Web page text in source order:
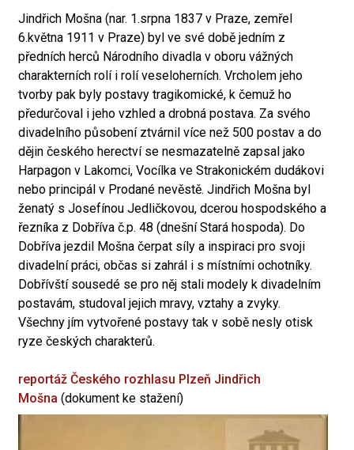
Jindřich Mošna (nar. 1.srpna 1837 v Praze, zemřel
6.května 1911 v Praze) byl ve své době jedním z
předních herců Národního divadla v oboru vážných
charakterních rolí i rolí veseloherních. Vrcholem jeho
tvorby pak byly postavy tragikomické, k čemuž ho
předurčoval i jeho vzhled a drobná postava. Za svého
divadelního působení ztvárnil více než 500 postav a do
dějin českého herectví se nesmazatelně zapsal jako
Harpagon v Lakomci, Vocílka ve Strakonickém dudákovi
nebo principál v Prodané nevěstě. Jindřich Mošna byl
ženatý s Josefínou Jedličkovou, dcerou hospodského a
řezníka z Dobříva č.p. 48 (dnešní Stará hospoda). Do
Dobříva jezdil Mošna čerpat síly a inspiraci pro svoji
divadelní práci, občas si zahrál i s místními ochotníky.
Dobřívští sousedé se pro něj stali modely k divadelním
postavám, studoval jejich mravy, vztahy a zvyky.
Všechny jím vytvořené postavy tak v sobě nesly otisk
ryze českých charakterů.
reportáž Českého rozhlasu Plzeň Jindřich
Mošna (dokument ke stažení)